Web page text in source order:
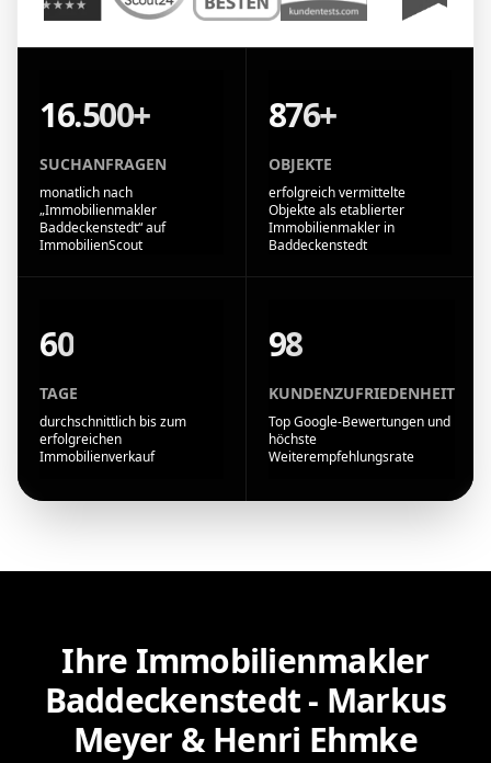
16.500+
SUCHANFRAGEN
monatlich nach
„Immobilienmakler
Baddeckenstedt“ auf
ImmobilienScout
876+
OBJEKTE
erfolgreich vermittelte
Objekte als etablierter
Immobilienmakler in
Baddeckenstedt
60
TAGE
durchschnittlich bis zum
erfolgreichen
Immobilienverkauf
98
KUNDENZUFRIEDENHEIT
Top Google-Bewertungen und
höchste
Weiterempfehlungsrate
Ihre Immobilienmakler
Baddeckenstedt - Markus
Meyer & Henri Ehmke